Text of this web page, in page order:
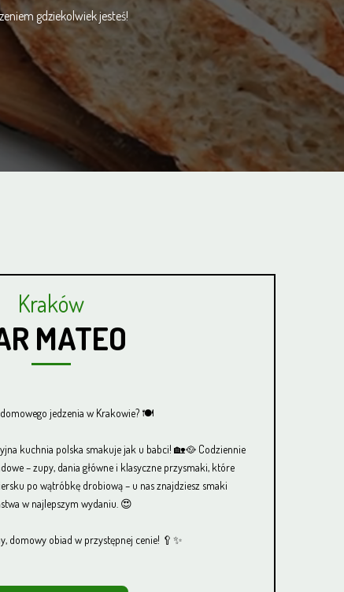
gdziekolwiek jesteś!
Kraków
MATEO
jedzenia w Krakowie? 🍽️
kuchnia polska smakuje jak u babci! 🏡🥘 Codziennie
– zupy, dania główne i klasyczne przysmaki, które
po wątróbkę drobiową – u nas znajdziesz smaki
w najlepszym wydaniu. 😍
domowy obiad w przystępnej cenie! 🥄✨